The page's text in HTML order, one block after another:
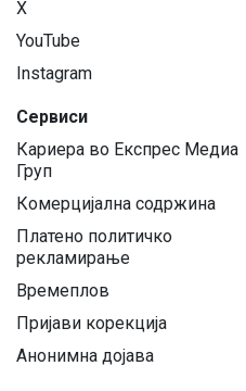
X
YouTube
Instagram
Сервиси
Кариера во Експрес Медиа
Груп
Комерцијална содржина
Платено политичко
рекламирање
Времеплов
Пријави корекција
Анонимна дојава